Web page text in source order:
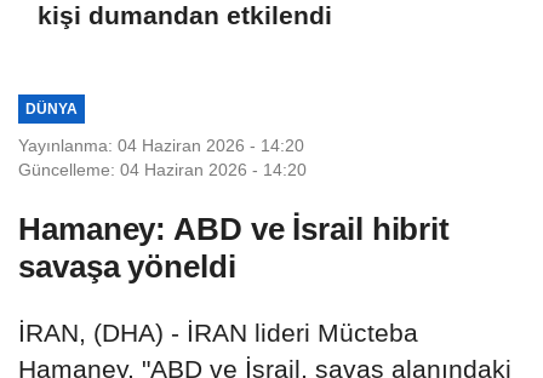
kişi dumandan etkilendi
DÜNYA
Yayınlanma: 04 Haziran 2026 - 14:20
Güncelleme: 04 Haziran 2026 - 14:20
Hamaney: ABD ve İsrail hibrit
savaşa yöneldi
İRAN, (DHA) - İRAN lideri Mücteba
Hamaney, "ABD ve İsrail, savaş alanındaki